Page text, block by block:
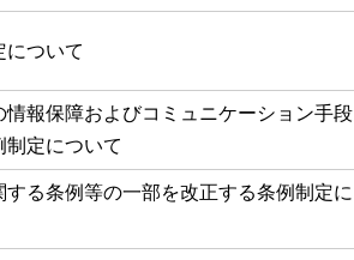
について
報保障およびコミュニケーション手段
定について
る条例等の一部を改正する条例制定に